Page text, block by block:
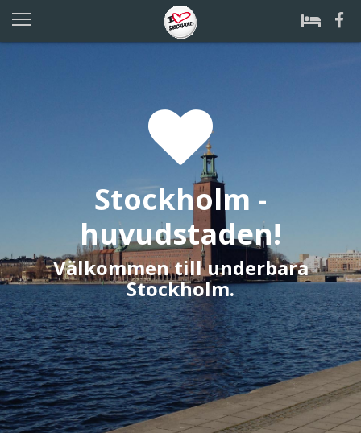
Stockholm -
huvudstaden!
Välkommen till underbara
Stockholm.